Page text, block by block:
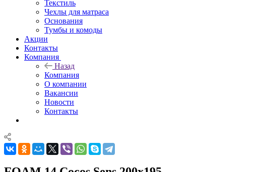
Текстиль
Чехлы для матраса
Основания
Тумбы и комоды
Акции
Контакты
Компания
Назад
Компания
О компании
Вакансии
Новости
Контакты